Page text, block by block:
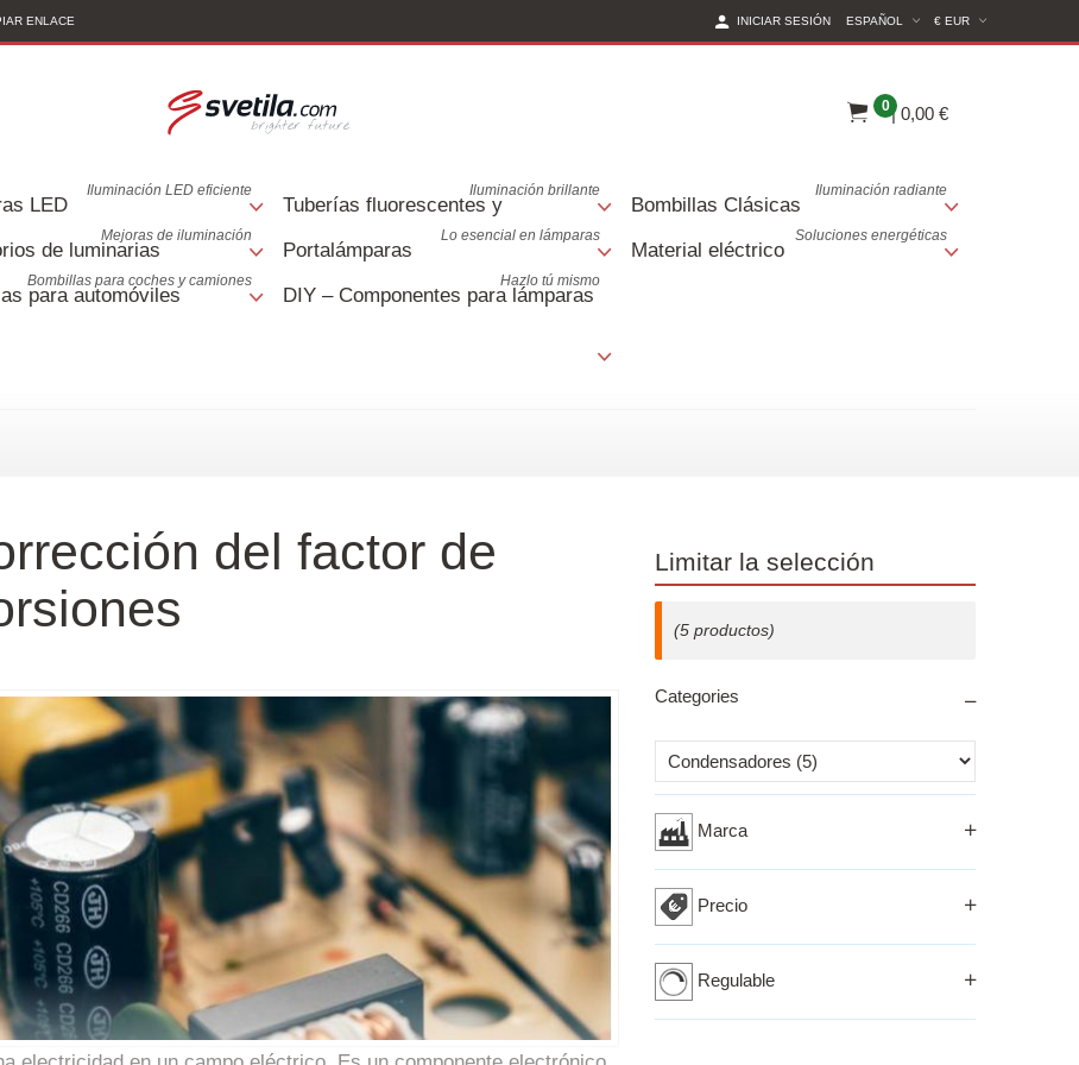
ENLACE € EUR (CURRENT
ESPAÑOL
INICIAR SESIÓN
0| 0,00 €
LED
Iluminación LED eficiente
Tuberías fluorescentes y
Iluminación brillante
Bombillas Clásicas
Iluminación radiante
de luminarias
Mejoras de iluminación
Portalámparas
Lo esencial en lámparas
Material eléctrico
Soluciones energéticas
para automóviles
Bombillas para coches y camiones
DIY – Componentes para lámparas
Hazlo tú mismo
del factor de
Limitar la selección
(5 productos)
Categories
Izberi kriterij
Marca
Precio
Regulable